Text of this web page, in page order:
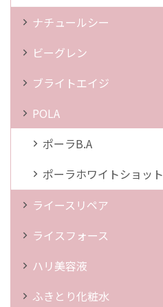
ナチュールシー
ビーグレン
ブライトエイジ
POLA
ポーラB.A
ポーラホワイトショット
ライースリペア
ライスフォース
ハリ美容液
ふきとり化粧水